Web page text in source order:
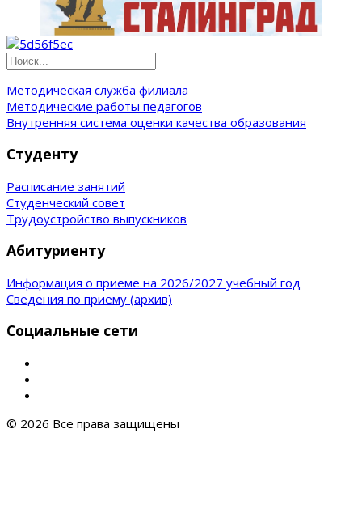
Методическая служба филиала
Методические работы педагогов
Внутренняя система оценки качества образования
Студенту
Расписание занятий
Студенческий совет
Трудоустройство выпускников
Абитуриенту
Информация о приеме на 2026/2027 учебный год
Сведения по приему (архив)
Социальные сети
© 2026 Все права защищены